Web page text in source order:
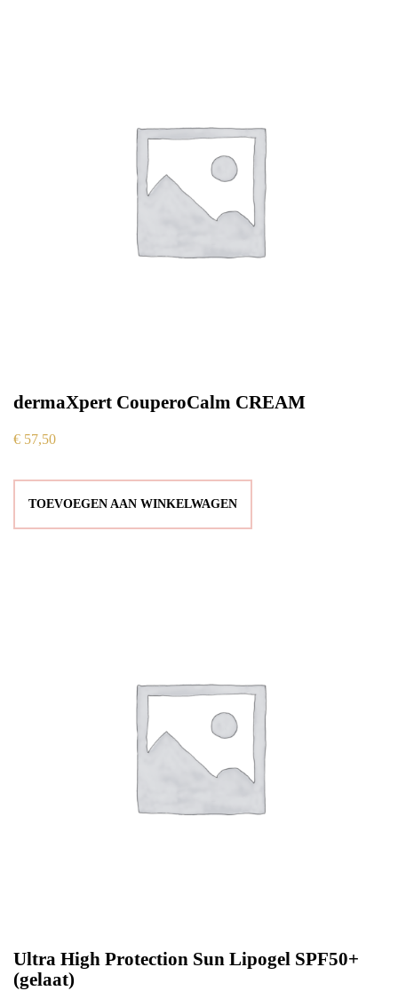
dermaXpert CouperoCalm CREAM
€ 57,50
TOEVOEGEN AAN WINKELWAGEN
Ultra High Protection Sun Lipogel SPF50+
(gelaat)